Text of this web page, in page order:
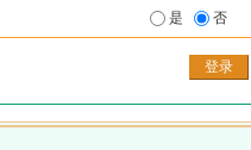
是 否